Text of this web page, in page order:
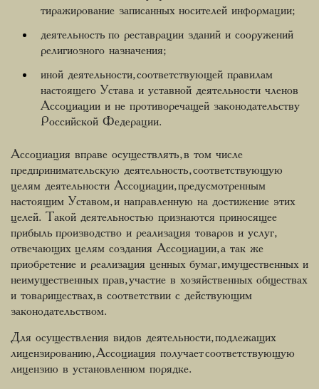
тиражирование записанных носителей информации;
деятельность по реставрации зданий и сооружений
религиозного назначения;
иной деятельности, соответствующей правилам
настоящего Устава и уставной деятельности членов
Ассоциации и не противоречащей законодательству
Российской Федерации.
Ассоциация вправе осуществлять, в том числе
предпринимательскую деятельность, соответствующую
целям деятельности Ассоциации, предусмотренным
настоящим Уставом, и направленную на достижение этих
целей. Такой деятельностью признаются приносящее
прибыль производство и реализация товаров и услуг,
отвечающих целям создания Ассоциации, а так же
приобретение и реализация ценных бумаг, имущественных и
неимущественных прав, участие в хозяйственных обществах
и товариществах, в соответствии с действующим
законодательством.
Для осуществления видов деятельности, подлежащих
лицензированию, Ассоциация получает соответствующую
лицензию в установленном порядке.